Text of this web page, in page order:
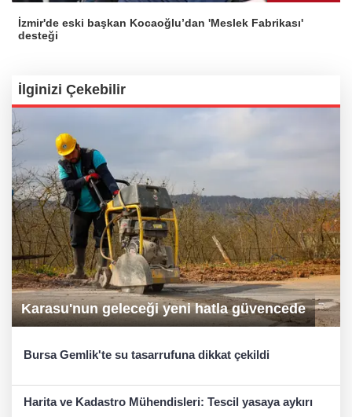
İzmir'de eski başkan Kocaoğlu’dan 'Meslek Fabrikası'
desteği
İlginizi Çekebilir
Karasu'nun geleceği yeni hatla güvencede
Bursa Gemlik'te su tasarrufuna dikkat çekildi
Harita ve Kadastro Mühendisleri: Tescil yasaya aykırı